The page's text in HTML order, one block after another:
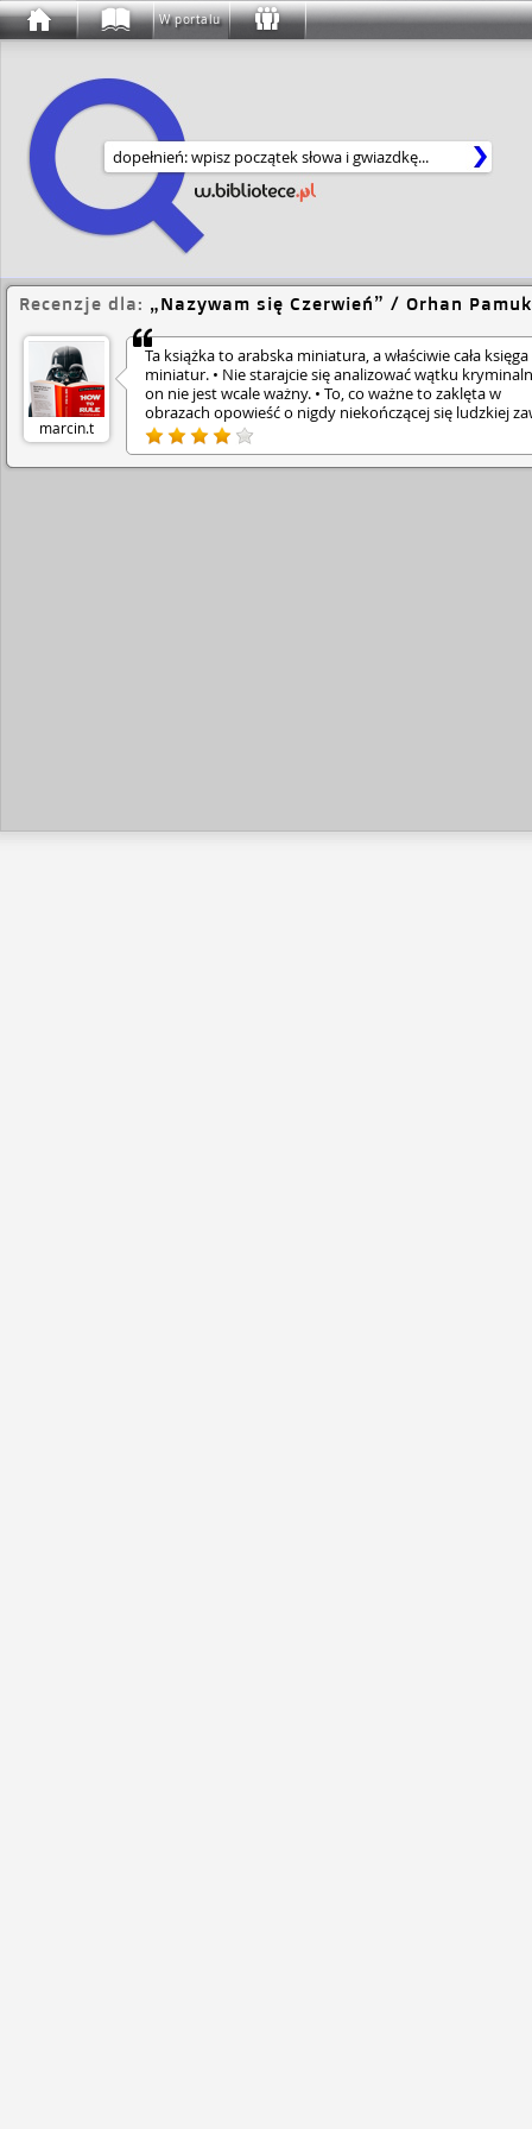
W portalu
Wyszukaj w serwisie
Recenzje dla: Nazywam się Czerwień / Orhan Pamuk
marcin.t
Ta książka to arabska miniatura, a właściwie cała księga
miniatur. • Nie starajcie się analizować wątku
on nie jest wcale ważny. • To, co ważne to zaklęta w
obrazach opowieść o nigdy niekończącej się ludzkiej
chęci władzy i prestiżu no i o pożądaniu udającym
Z jakiejś dziwnej przyczyny świetnie się to czyta.